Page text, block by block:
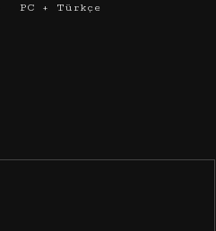
PC + Türkçe